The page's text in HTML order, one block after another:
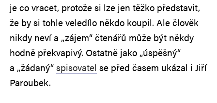
je co vracet, protože si lze jen těžko představit,
že by si tohle veledílo někdo koupil. Ale člověk
nikdy neví a „zájem“ čtenářů může být někdy
hodně překvapivý. Ostatně jako „úspěšný“
a „žádaný“spisovatel se před časem ukázal i Jiří
Paroubek.